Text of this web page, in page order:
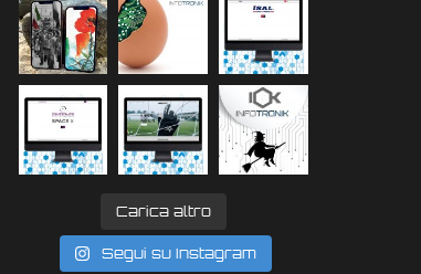
Carica altro
Segui su Instagram